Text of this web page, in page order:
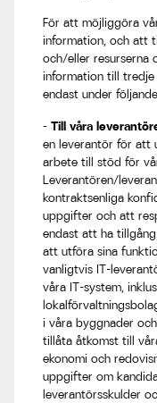
För att möjliggöra
information, och att
och/eller resurserna
information till
endast under
- Till våra
en leverantör för att
arbete till stöd för
Leverantören/
kontraktsenliga
uppgifter och att
endast att ha
att utföra sina
vanligtvis IT-
våra IT-system,
i våra byggnader
tillåta åtkomst till
ekonomi och
uppgifter om
leverantörsskulder